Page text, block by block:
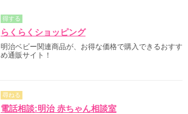
得する
らくらくショッピング
明治ベビー関連商品が、お得な価格で購入できるおすす
め通販サイト！
尋ねる
電話相談:明治 赤ちゃん相談室